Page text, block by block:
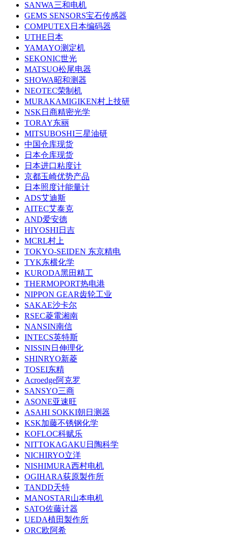
SANWA三和电机
GEMS SENSORS宝石传感器
COMPUTEX日本编码器
UTHE日本
YAMAYO测定机
SEKONIC世光
MATSUO松尾电器
SHOWA昭和测器
NEOTEC荣制机
MURAKAMIGIKEN村上技研
NSK日商精密光学
TORAY东丽
MITSUBOSHI三星油研
中国仓库现货
日本仓库现货
日本进口粘度计
京都玉崎优势产品
日本照度计能量计
ADS艾迪斯
AITEC艾泰克
AND爱安德
HIYOSHI日吉
MCRL村上
TOKYO-SEIDEN 东京精电
TYK东横化学
KURODA黑田精工
THERMOPORT热电港
NIPPON GEAR齿轮工业
SAKAE沙卡尔
RSEC菱電湘南
NANSIN南信
INTECS英特斯
NISSIN日伸理化
SHINRYO新菱
TOSEI东精
Acroedge阿克罗
SANSYO三商
ASONE亚速旺
ASAHI SOKKI朝日测器
KSK加藤不锈钢化学
KOFLOC科赋乐
NITTOKAGAKU日陶科学
NICHIRYO立洋
NISHIMURA西村电机
OGIHARA荻原製作所
TANDD天特
MANOSTAR山本电机
SATO佐藤计器
UEDA植田製作所
ORC欧阿希